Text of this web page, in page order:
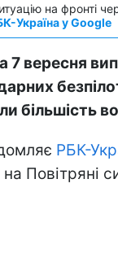
на фронті
Україна у Google
7 вересня
більшість
РБК-
Повітряні